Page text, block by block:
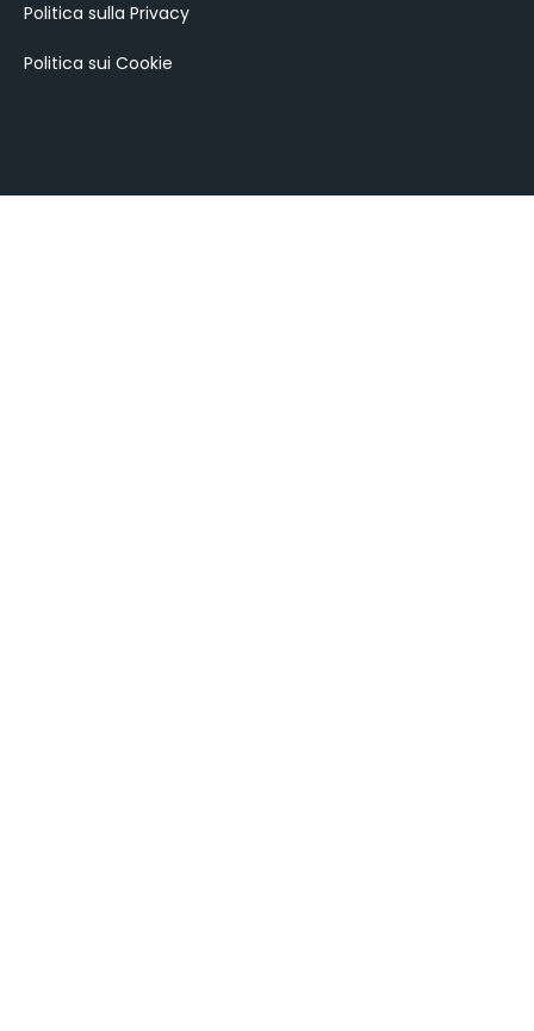
Politica sulla Privacy
Politica sui Cookie